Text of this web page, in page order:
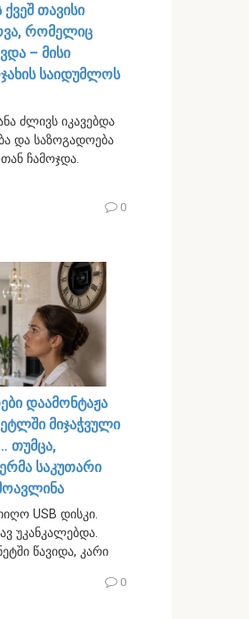
თავისი
რომელიც
– მისი
საიდუმლოს
ძლივს იკავებდა
და საზოგადოება
ჩამოჯდა.
0
დაამონტაჟა
მიჯაჭვული
თუმცა,
საკუთარი
USB დისკი.
უკანკალებდა.
წავიდა, კარი
0